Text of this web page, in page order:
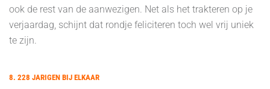
ook de rest van de aanwezigen. Net als het trakteren op je
verjaardag, schijnt dat rondje feliciteren toch wel vrij uniek
te zijn.
8. 228 JARIGEN BIJ ELKAAR